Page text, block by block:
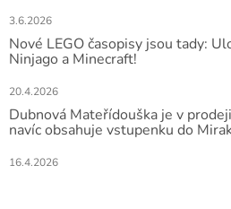
3.6.2026
Nové LEGO časopisy jsou tady:
Ninjago a Minecraft!
20.4.2026
Dubnová Mateřídouška je v
navíc obsahuje vstupenku do
16.4.2026